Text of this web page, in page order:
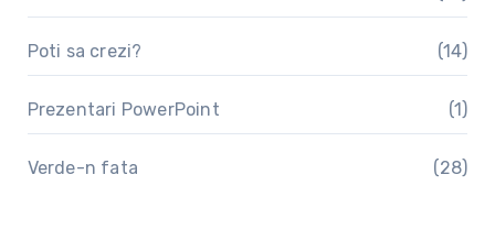
Poti sa crezi? (14)
Prezentari PowerPoint (1)
Verde-n fata (28)